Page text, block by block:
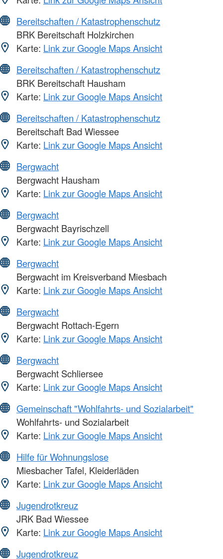
Bereitschaften / Katastrophenschutz
BRK Bereitschaft Holzkirchen
Karte: Link zur Google Maps Ansicht
Bereitschaften / Katastrophenschutz
BRK Bereitschaft Hausham
Karte: Link zur Google Maps Ansicht
Bereitschaften / Katastrophenschutz
Bereitschaft Bad Wiessee
Karte: Link zur Google Maps Ansicht
Bergwacht
Bergwacht Hausham
Karte: Link zur Google Maps Ansicht
Bergwacht
Bergwacht Bayrischzell
Karte: Link zur Google Maps Ansicht
Bergwacht
Bergwacht im Kreisverband Miesbach
Karte: Link zur Google Maps Ansicht
Bergwacht
Bergwacht Rottach-Egern
Karte: Link zur Google Maps Ansicht
Bergwacht
Bergwacht Schliersee
Karte: Link zur Google Maps Ansicht
Gemeinschaft "Wohlfahrts- und Sozialarbeit"
Wohlfahrts- und Sozialarbeit
Karte: Link zur Google Maps Ansicht
Hilfe für Wohnungslose
Miesbacher Tafel, Kleiderläden
Karte: Link zur Google Maps Ansicht
Jugendrotkreuz
JRK Bad Wiessee
Karte: Link zur Google Maps Ansicht
Jugendrotkreuz